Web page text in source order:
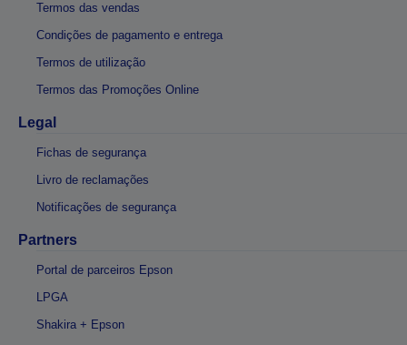
Termos das vendas
Condições de pagamento e entrega
Termos de utilização
Termos das Promoções Online
Legal
Fichas de segurança
Livro de reclamações
Notificações de segurança
Partners
Portal de parceiros Epson
LPGA
Shakira + Epson